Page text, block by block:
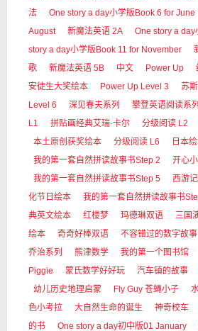
法
One story a day小学版Book 6 for June
August
新魔法英语 2A One story a
story a day小学版Book 11 for November
歌
新魔法英语 5B 中文 Power Up
安徒生大奖绘本
Power Up Level 3 苏
Level 6
深见春夫系列 攀登英语阅读系列
L1
拼贴画经典艾瑞·卡尔 分级阅读 L2
本土原创获奖绘本
分级阅读 L6 日本
我的第一套自然拼读故事书Step 2
开心
我的第一套自然拼读故事书Step 5
西游
化节日绘本
我的第一套自然拼读故事书
典英文绘本
红楼梦 玛德琳双语 三国
绘本
奇奇好棒双语 不容错过的数字故事
乔治系列
熊津数学 我的第一个图书馆
Piggie
蒙氏数学好好玩 汽车镇的故事
幼儿历史地理启蒙
Fly Guy 苍蝇小子
色小考拉
大自然生命的诞生 神奇校车
的书
One story a day初中版01 January